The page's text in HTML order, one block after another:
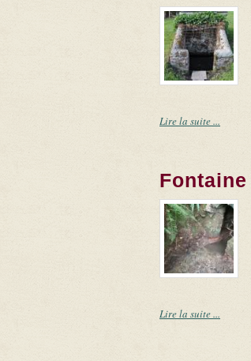
Lire la suite ...
Lire la suite ...